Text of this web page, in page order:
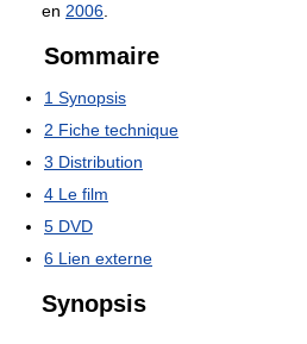
en 2006
Sommaire
1 Synopsis
2 Fiche technique
3 Distribution
4 Le film
5 DVD
6 Lien externe
Synopsis